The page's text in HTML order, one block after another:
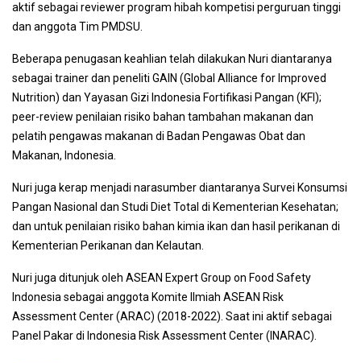
aktif sebagai reviewer program hibah kompetisi perguruan tinggi
dan anggota Tim PMDSU.
Beberapa penugasan keahlian telah dilakukan Nuri diantaranya
sebagai trainer dan peneliti GAIN (Global Alliance for Improved
Nutrition) dan Yayasan Gizi Indonesia Fortifikasi Pangan (KFI);
peer-review penilaian risiko bahan tambahan makanan dan
pelatih pengawas makanan di Badan Pengawas Obat dan
Makanan, Indonesia.
Nuri juga kerap menjadi narasumber diantaranya Survei Konsumsi
Pangan Nasional dan Studi Diet Total di Kementerian Kesehatan;
dan untuk penilaian risiko bahan kimia ikan dan hasil perikanan di
Kementerian Perikanan dan Kelautan.
Nuri juga ditunjuk oleh ASEAN Expert Group on Food Safety
Indonesia sebagai anggota Komite Ilmiah ASEAN Risk
Assessment Center (ARAC) (2018-2022). Saat ini aktif sebagai
Panel Pakar di Indonesia Risk Assessment Center (INARAC).